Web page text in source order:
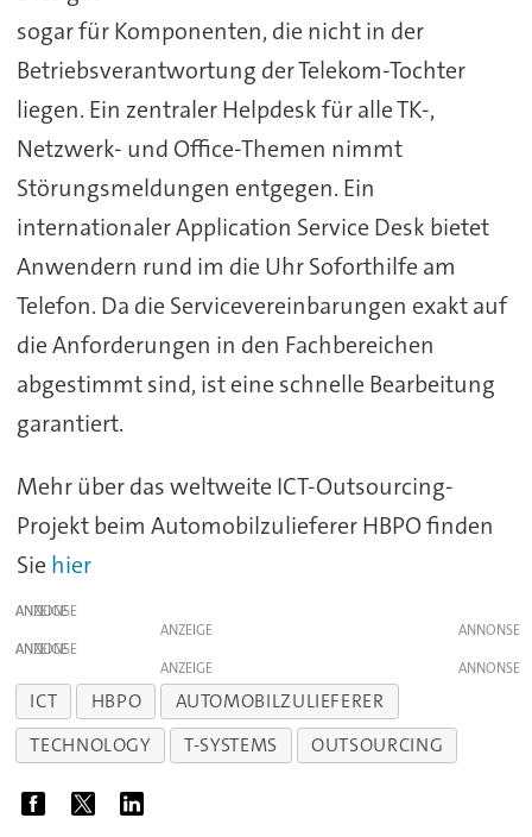
sogar für Komponenten, die nicht in der
Betriebsverantwortung der Telekom-Tochter
liegen. Ein zentraler Helpdesk für alle TK-,
Netzwerk- und Office-Themen nimmt
Störungsmeldungen entgegen. Ein
internationaler Application Service Desk bietet
Anwendern rund im die Uhr Soforthilfe am
Telefon. Da die Servicevereinbarungen exakt auf
die Anforderungen in den Fachbereichen
abgestimmt sind, ist eine schnelle Bearbeitung
garantiert.
Mehr über das weltweite ICT-Outsourcing-
Projekt beim Automobilzulieferer HBPO finden
Sie hier
ANZEIGE
ANZEIGE
ANZEIGE
ANZEIGE
ICT HBPO
AUTOMOBILZULIEFERER
TECHNOLOGY
T-SYSTEMS OUTSOURCING